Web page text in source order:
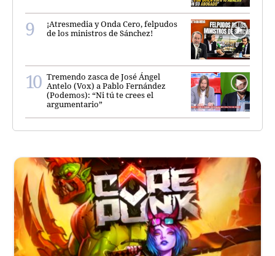
¡Atresmedia y Onda Cero, felpudos
de los ministros de Sánchez!
Tremendo zasca de José Ángel
Antelo (Vox) a Pablo Fernández
(Podemos): “Ni tú te crees el
argumentario”